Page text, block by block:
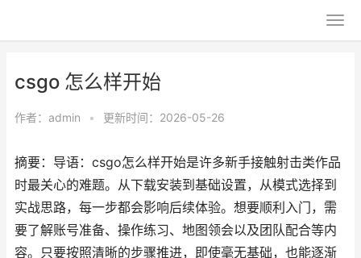
csgo 怎么样开始
作者： admin • 更新时间：2026-05-26
摘要：导语：csgo怎么样开始是许多新手接触射击类作品
时最关心的难题。从下载安装到基础设置，从模式选择到
实战思路，每一步都会影响后续体验。想要顺利入门，需
要了解账号准备、操作练习、地图领会以及团队配合等内
容。只要按照清晰的步骤推进，即使毫无基础，也能逐渐